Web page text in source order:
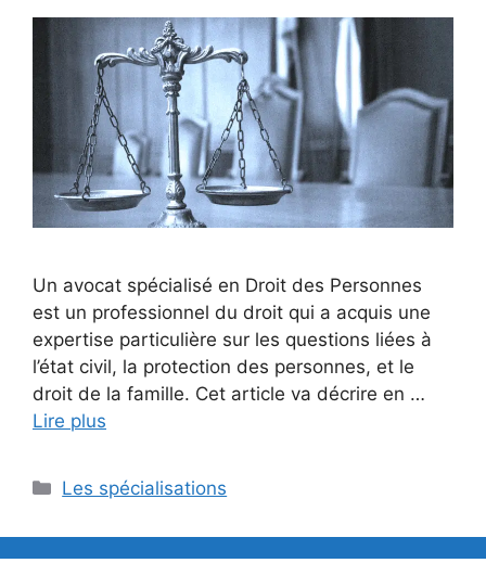
Un avocat spécialisé en Droit des Personnes
est un professionnel du droit qui a acquis une
expertise particulière sur les questions liées à
l’état civil, la protection des personnes, et le
droit de la famille. Cet article va décrire en …
Lire plus
Catégories
Les spécialisations